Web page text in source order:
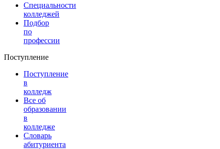
Специальности
колледжей
Подбор
по
профессии
Поступление
Поступление
в
колледж
Все об
образовании
в
колледже
Словарь
абитуриента